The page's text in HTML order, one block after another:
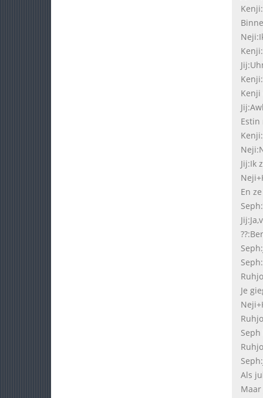
Jij:Ik
En
Je
Als